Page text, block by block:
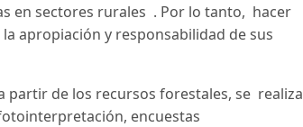
en sectores rurales . Por lo tanto, hacer
apropiación y responsabilidad de sus
partir de los recursos forestales, se realiza
encuestas